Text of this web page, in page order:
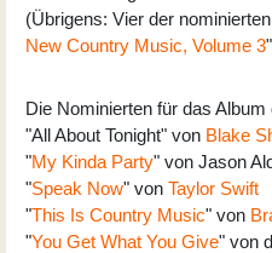
(Übrigens: Vier der
New Country Music, Volume 3
Die Nominierten für das
"All About Tonight" von Blake
"My Kinda Party" von Jason
"Speak Now" von Taylor Swift
"This Is Country Music" von
"You Get What You Give" von